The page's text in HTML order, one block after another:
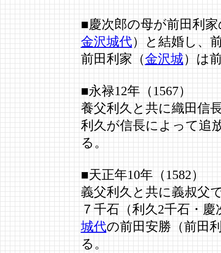
■慶次郎の母が前田利
金沢城代）と結婚し、
前田利家（金沢城）は
■永禄12年（1567）
養父利久と共に織田信
利久が信長によって追
る。
■天正年10年（1582）
義父利久と共に義叔父
７千石（利久2千石・慶
城代の前田安勝（前田
る。